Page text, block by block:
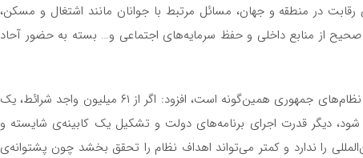
در منطقه و جهان، مسائل مرتبط با جوانان مانند اشتغال و مسکن،
از منابع داخلی و حفظ سرمایه‌های اجتماعی و… بسته به حضور آحاد
وی با بیان اینکه در سطح جهان هم برای تمام نظام‌های جمهوری همین‌گونه است، افزود: اگر از ۶۱ میلیون واجد شرائط، یک
دیگر قدرت اجرای برنامه‌های دولت و تشکیل یک کابینه‌ی شایسته و
را ندارد و کمتر می‌تواند اهداف نظام را تحقق بخشد چون پشتوانه‌ی